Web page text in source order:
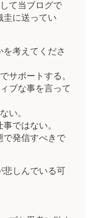
て当ブログで
に送ってい
考えてくださ
サポートする。
ブな事を言って
い。
ではない。
発信すべきで
悲しんでいる可